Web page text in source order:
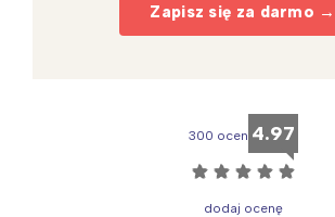
Zapisz się za darmo →
300 ocen 4.97
☆ ☆ ☆ ☆ ☆
dodaj ocenę